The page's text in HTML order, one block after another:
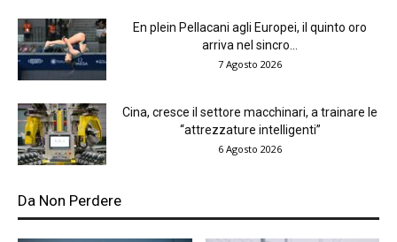
En plein Pellacani agli Europei, il quinto oro
arriva nel sincro...
7 Agosto 2026
Cina, cresce il settore macchinari, a trainare le
“attrezzature intelligenti”
6 Agosto 2026
Da Non Perdere